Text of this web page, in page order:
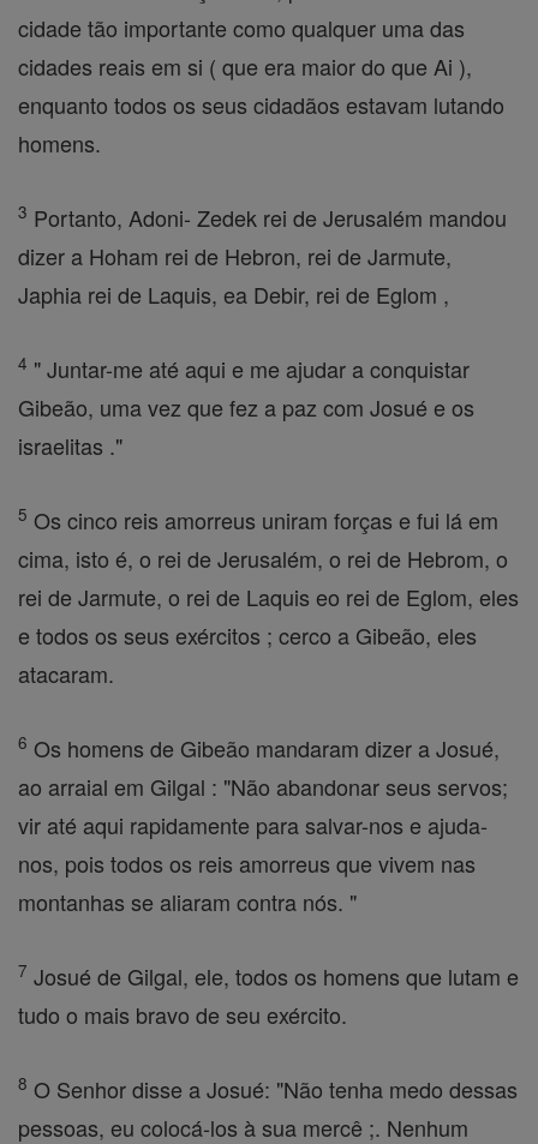
cidade tão importante como qualquer uma das
cidades reais em si ( que era maior do que Ai ),
enquanto todos os seus cidadãos estavam lutando
homens.
3 Portanto, Adoni- Zedek rei de Jerusalém mandou
dizer a Hoham rei de Hebron, rei de Jarmute,
Japhia rei de Laquis, ea Debir, rei de Eglom ,
4 " Juntar-me até aqui e me ajudar a conquistar
Gibeão, uma vez que fez a paz com Josué e os
israelitas ."
5 Os cinco reis amorreus uniram forças e fui lá em
cima, isto é, o rei de Jerusalém, o rei de Hebrom, o
rei de Jarmute, o rei de Laquis eo rei de Eglom, eles
e todos os seus exércitos ; cerco a Gibeão, eles
atacaram.
6 Os homens de Gibeão mandaram dizer a Josué,
ao arraial em Gilgal : "Não abandonar seus servos;
vir até aqui rapidamente para salvar-nos e ajuda-
nos, pois todos os reis amorreus que vivem nas
montanhas se aliaram contra nós. "
7 Josué de Gilgal, ele, todos os homens que lutam e
tudo o mais bravo de seu exército.
8 O Senhor disse a Josué: "Não tenha medo dessas
pessoas, eu colocá-los à sua mercê ;. Nenhum